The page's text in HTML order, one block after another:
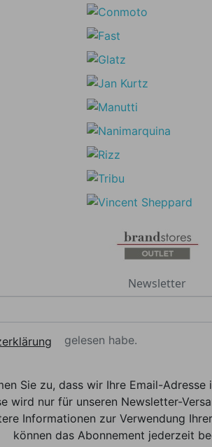
Newsletter
gelesen habe.
Sie zu, dass wir Ihre Email-
wird nur für unseren Newsletter-
Informationen zur Verwendung
können das Abonnement jederzeit